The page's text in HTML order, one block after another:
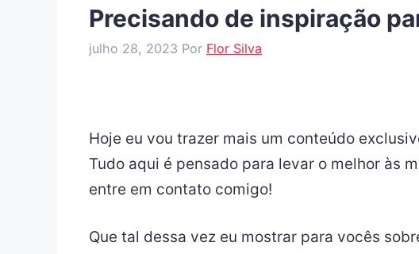
Precisando de inspiração
julho 28, 2023 Por Flor Silva
Hoje eu vou trazer mais um conteúdo
Tudo aqui é pensado para levar o melhor às
entre em contato comigo!
Que tal dessa vez eu mostrar para vocês